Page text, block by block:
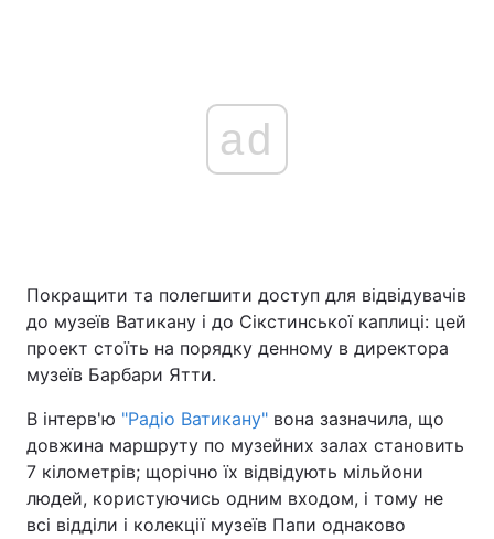
ad
Покращити та полегшити доступ для відвідувачів
до музеїв Ватикану і до Сікстинської каплиці: цей
проект стоїть на порядку денному в директора
музеїв Барбари Ятти.
В інтерв'ю "Радіо Ватикану" вона зазначила, що
довжина маршруту по музейних залах становить
7 кілометрів; щорічно їх відвідують мільйони
людей, користуючись одним входом, і тому не
всі відділи і колекції музеїв Папи однаково